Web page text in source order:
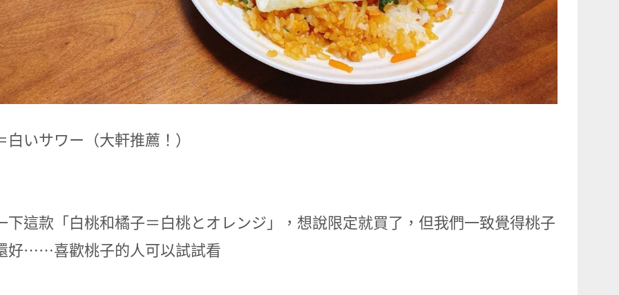
白いサワー（大軒推薦！）
下這款「白桃和橘子＝白桃とオレンジ」，想說限定就買了，但我們一致覺得桃子
好⋯⋯喜歡桃子的人可以試試看